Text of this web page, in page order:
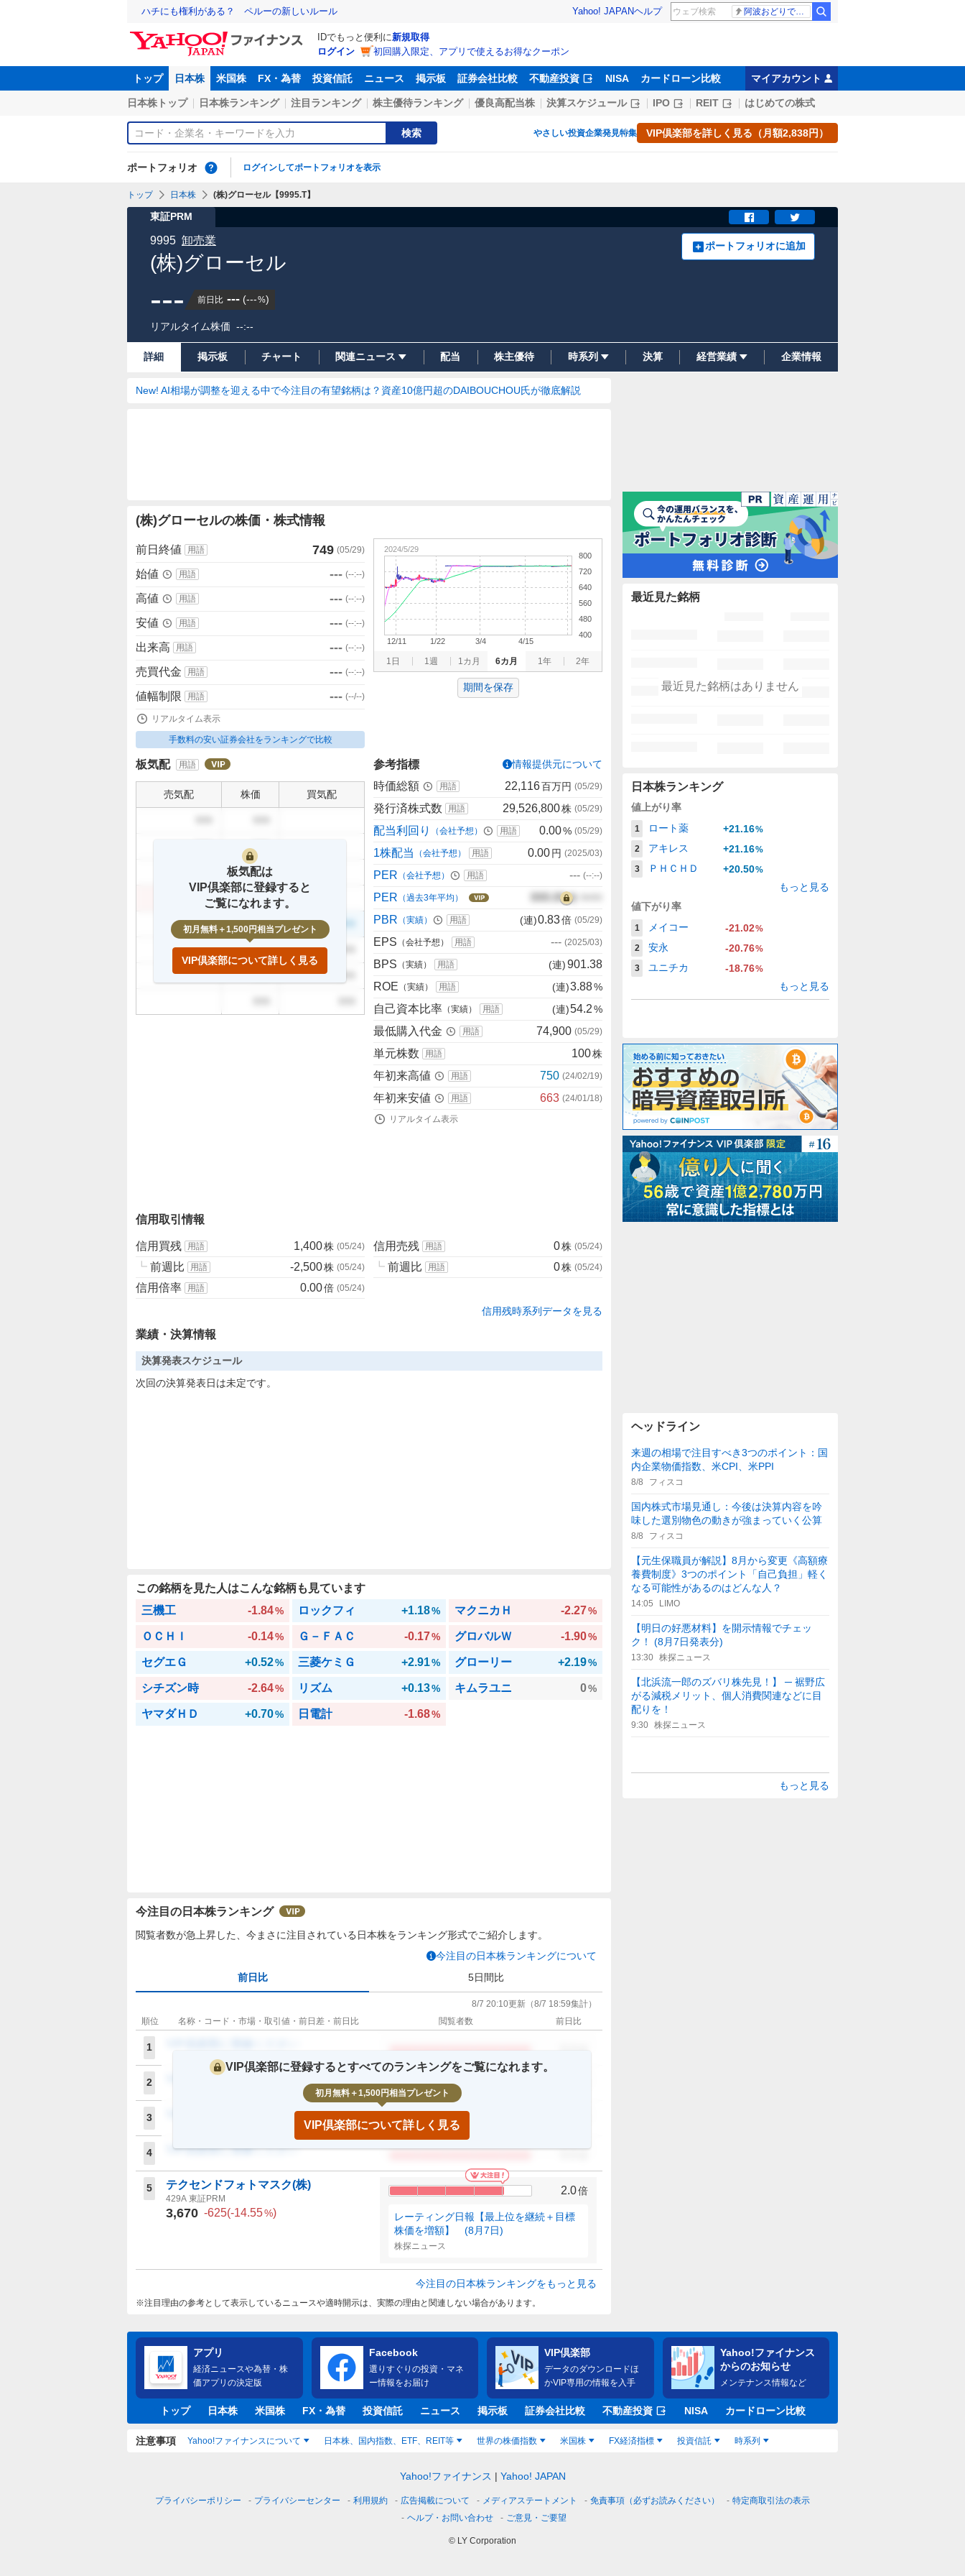
ハチにも権利がある？ ペルーの新しいルール Yahoo! JAPANヘルプ 阿波おどりで不適切な動画
IDでもっと便利に新規取得
ログイン
初回購入限定、アプリで使えるお得なクーポン
トップ 日本株 米国株 FX・為替 投資信託 ニュース 掲示板 証券会社比較 不動産投資 NISA カードローン比較 マイアカウント
日本株トップ 日本株ランキング 注目ランキング 株主優待ランキング 優良高配当株 決算スケジュール IPO REIT はじめての株式
検索 やさしい投資企業発見特集 VIP倶楽部を詳しく見る（月額2,838円）
ポートフォリオ ログインしてポートフォリオを表示
トップ 日本株 (株)グローセル【9995.T】
東証PRM
(株)グローセル
9995 卸売業 ポートフォリオに追加
--- 前日比 --- (---%)
リアルタイム株価 --:--
詳細 掲示板 チャート 関連ニュース 配当 株主優待 時系列 決算 経営業績 企業情報
New! AI相場が調整を迎える中で今注目の有望銘柄は？資産10億円超のDAIBOUCHOU氏が徹底解説
(株)グローセルの株価・株式情報
価
細
値
前日終値 用語 749 (05/29)
始値 用語 --- (--:--)
高値 用語 --- (--:--)
安値 用語 --- (--:--)
出来高 用語 --- (--:--)
売買代金 用語 --- (--:--)
値幅制限 用語 --- (--/--)
リアルタイム表示
手数料の安い証券会社をランキングで比較
1日 1週 1カ月 6カ月 1年 2年
400
480
560
640
720
800
12/11 1/22 3/4 4/15
2024/5/29
期間を保存
板気配 用語
売気配 株価 買気配
999
999 999
999
999
999
板気配は
VIP倶楽部に登録すると
ご覧になれます。
初月無料＋1,500円相当プレゼント
VIP倶楽部について詳しく見る
参考指標 情報提供元について
時価総額 用語 22,116百万円 (05/29)
発行済株式数 用語 29,526,800株 (05/29)
配当利回り （会社予想） 用語 0.00% (05/29)
1株配当 （会社予想） 用語 0.00円 (2025/03)
PER （会社予想） 用語 --- (--:--)
PER （過去3年平均） 000.00倍
PBR （実績） 用語 (連)0.83倍 (05/29)
EPS （会社予想） 用語 --- (2025/03)
BPS （実績） 用語 (連)901.38
ROE （実績） 用語 (連)3.88%
自己資本比率 （実績） 用語 (連)54.2%
最低購入代金 用語 74,900 (05/29)
単元株数 用語 100株
年初来高値 用語 750 (24/02/19)
年初来安値 用語 663 (24/01/18)
リアルタイム表示
信用取引情報
信用買残 用語 1,400株 (05/24)
┗ 前週比 用語 -2,500株 (05/24)
信用倍率 用語 0.00倍 (05/24)
信用売残 用語 0株 (05/24)
┗ 前週比 用語 0株 (05/24)
信用残時系列データを見る
業績・決算情報
決算発表スケジュール
次回の決算発表日は未定です。
この銘柄を見た人はこんな銘柄も見ています
三機工
-1.84% ロックフィ +1.18% マクニカＨ -2.27%
ＯＣＨＩ -0.14% Ｇ－ＦＡＣ -0.17% グロバルＷ -1.90%
セグエＧ +0.52% 三菱ケミＧ +2.91% グローリー +2.19%
シチズン時 -2.64% リズム +0.13% キムラユニ 0%
ヤマダＨＤ +0.70% 日電計 -1.68%
今注目の日本株ランキング
閲覧者数が急上昇した、今まさに注目されている日本株をランキング形式でご紹介します。
今注目の日本株ランキングについて
前日比
5日間比
8/7 20:10更新 （8/7 18:59集計）
順位
名称・コード・市場・取引値・前日差・前日比 閲覧者数 前日比
1
2 VIP倶楽部に登録ください
3 VIP倶楽部に登録ください
4 VIP倶楽部に登録ください
5 テクセンドフォトマスク(株)
429A 東証PRM
3,670 -625(-14.55%)
2.0倍
レーティング日報【最上位を継続＋目標
株価を増額】 (8月7日)
株探ニュース
VIP倶楽部に登録するとすべてのランキングをご覧になれます。
初月無料＋1,500円相当プレゼント
VIP倶楽部について詳しく見る
今注目の日本株ランキングをもっと見る
注目理由の参考として表示しているニュースや適時開示は、実際の理由と関連しない場合があります。
最近見た銘柄
最近見た銘柄はありません
日本株ランキング
値上がり率
1 ロート薬 +21.16%
2
アキレス +21.16%
3
ＰＨＣＨＤ +20.50%
もっと見る
値下がり率
1 メイコー -21.02%
2
安永 -20.76%
3
ユニチカ -18.76%
もっと見る
ヘッドライン
来週の相場で注目すべき3つのポイント：国
内企業物価指数、米CPI、米PPI
8/8 フィスコ
国内株式市場見通し：今後は決算内容を吟
味した選別物色の動きが強まっていく公算
8/8 フィスコ
【元生保職員が解説】8月から変更《高額療
養費制度》3つのポイント「自己負担」軽く
なる可能性があるのはどんな人？
14:05 LIMO
【明日の好悪材料】を開示情報でチェッ
ク！ (8月7日発表分)
13:30 株探ニュース
【北浜流一郎のズバリ株先見！】 ─ 裾野広
がる減税メリット、個人消費関連などに目
配りを！
9:30 株探ニュース
もっと見る
アプリ
経済ニュースや為替・株
価アプリの決定版
Facebook
選りすぐりの投資・マネ
ー情報をお届け
VIP倶楽部
データのダウンロードほ
かVIP専用の情報を入手
Yahoo!ファイナンス
からのお知らせ
メンテナンス情報など
トップ 日本株 米国株 FX・為替 投資信託 ニュース 掲示板 証券会社比較 不動産投資 NISA カードローン比較
注意事項 Yahoo!ファイナンスについて 日本株、国内指数、ETF、REIT等 世界の株価指数 米国株 FX経済指標 投資信託 時系列
Yahoo!ファイナンス Yahoo! JAPAN
プライバシーポリシー プライバシーセンター 利用規約 広告掲載について メディアステートメント 免責事項（必ずお読みください）
特定商取引法の表示
ヘルプ・お問い合わせ
ご意見・ご要望
© LY Corporation